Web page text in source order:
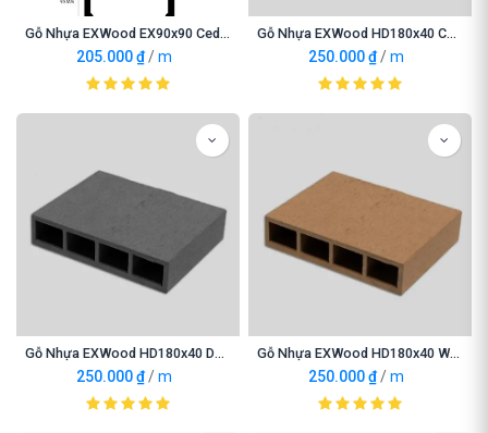
Gỗ Nhựa EXWood EX90x90 Cedar
205.000₫ /m
Gỗ Nhựa EXWood HD180x40 Coffee
250.000₫ /m
Gỗ Nhựa EXWood HD180x40 Darkgrey
250.000₫ /m
Gỗ Nhựa EXWood HD180x40 Wood
250.000₫ /m